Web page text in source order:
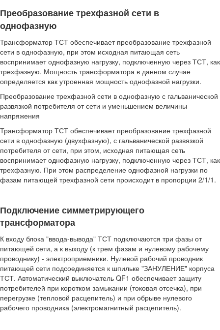
Преобразование трехфазной сети в
однофазную
Трансформатор ТСТ обеспечивает преобразование трехфазной
сети в однофазную, при этом исходная питающая сеть
воспринимает однофазную нагрузку, подключенную через ТСТ, как
трехфазную. Мощность трансформатора в данном случае
определяется как утроенная мощность однофазной нагрузки.
Преобразование трехфазной сети в однофазную с гальванической
развязкой потребителя от сети и уменьшением величины
напряжения
Трансформатор ТСТ обеспечивает преобразование трехфазной
сети в однофазную (двухфазную), с гальванической развязкой
потребителя от сети, при этом, исходная питающая сеть
воспринимает однофазную нагрузку, подключенную через ТСТ, как
трехфазную. При этом распределение однофазной нагрузки по
фазам питающей трехфазной сети происходит в пропорции 2/1/1.
Подключение симметрирующего
трансформатора
К входу блока "ввода-вывода" ТСТ подключаются три фазы от
питающей сети, а к выходу (к трем фазам и нулевому рабочему
проводнику) - электроприемники. Нулевой рабочий проводник
питающей сети подсоединяется к шпильке "ЗАНУЛЕНИЕ" корпуса
ТСТ. Автоматический выключатель QF1 обеспечивает защиту
потребителей при коротком замыкании (токовая отсечка), при
перегрузке (тепловой расцепитель) и при обрыве нулевого
рабочего проводника (электромагнитный расцепитель).